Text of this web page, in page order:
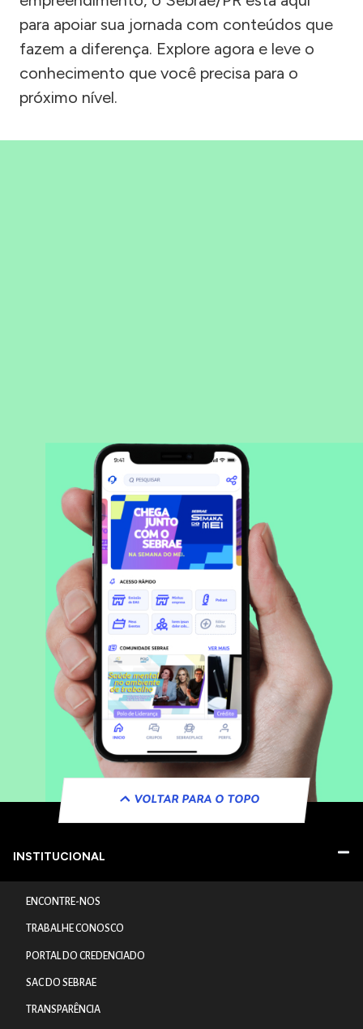
para apoiar sua jornada com conteúdos que
fazem a diferença. Explore agora e leve o
conhecimento que você precisa para o
próximo nível.
VOLTAR PARA O TOPO
INSTITUCIONAL
ENCONTRE-NOS
TRABALHE CONOSCO
PORTAL DO CREDENCIADO
SAC DO SEBRAE
TRANSPARÊNCIA